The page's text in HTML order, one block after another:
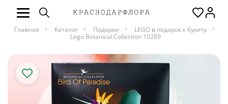
Главная Каталог Подарки
LEGO в подарок к букету
Lego Botanical Collection 10289